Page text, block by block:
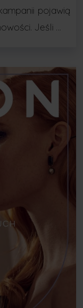
pojawią
Jeśli …